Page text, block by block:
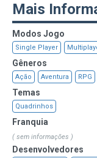
personalize cada
eficácia.
• Além de se
jogador, você
offline, contra os
mundo. Alterne
competitivo para
outros jogadores.
Mais
Modos Jogo
Single Player
Gêneros
Ação Aventura RPG
Temas
Quadrinhos
Franquia
( sem informações )
Desenvolvedores